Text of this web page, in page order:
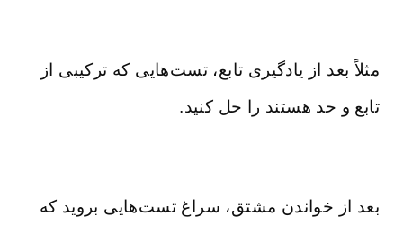
مثلاً بعد از یادگیری تابع، تست‌هایی که ترکیبی از
تابع و حد هستند را حل کنید.
بعد از خواندن مشتق، سراغ تست‌هایی بروید که